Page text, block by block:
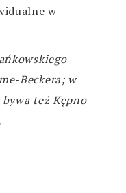
w
Beckera; w
też Kępno